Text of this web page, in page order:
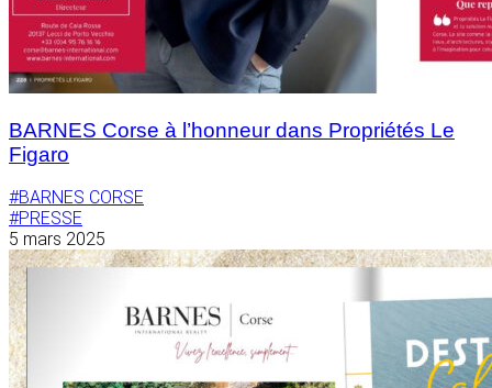
BARNES Corse à l’honneur dans Propriétés Le
Figaro
#BARNES CORSE
#PRESSE
5 mars 2025